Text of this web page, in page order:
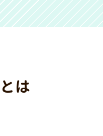
は